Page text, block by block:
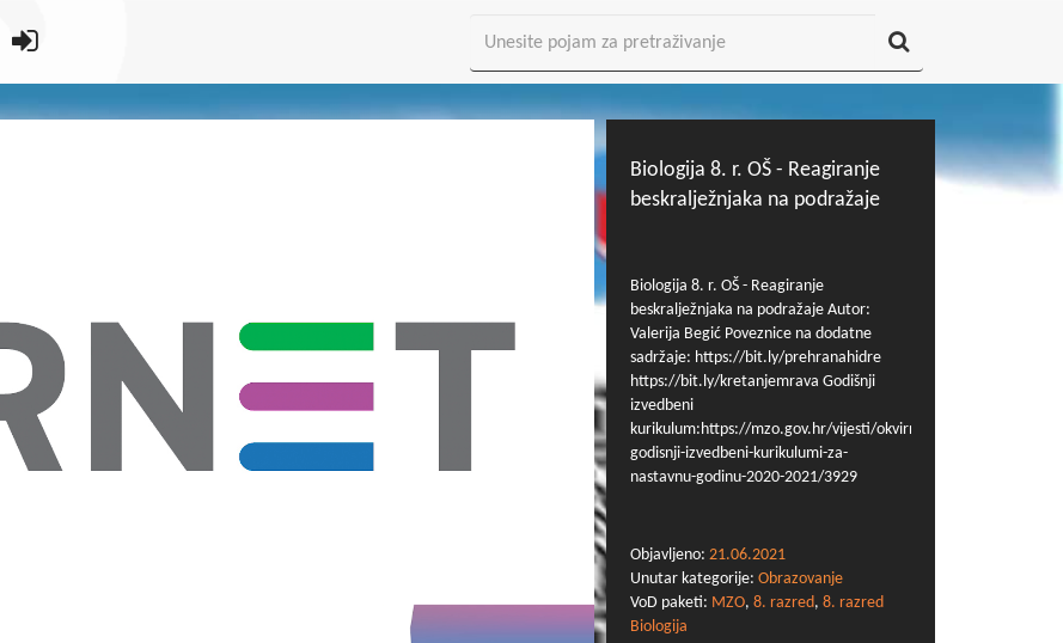
Biologija 8. r. OŠ - Reagiranje
beskralježnjaka na podražaje
Biologija 8. r. OŠ - Reagiranje
beskralježnjaka na podražaje Autor:
Valerija Begić Poveznice na dodatne
sadržaje: https://bit.ly/prehranahidre
https://bit.ly/kretanjemrava Godišnji
izvedbeni
kurikulum:https://mzo.gov.hr/vijesti/okvirni-
godisnji-izvedbeni-kurikulumi-za-
nastavnu-godinu-2020-2021/3929
Objavljeno: 21.06.2021
Unutar kategorije: Obrazovanje
VoD paketi: MZO, 8. razred, 8. razred
Biologija